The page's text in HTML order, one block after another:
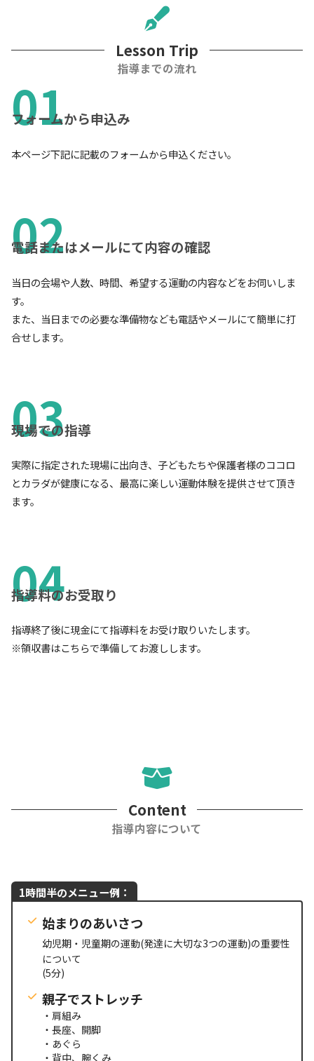
Lesson Trip
指導までの流れ
フォームから申込み
本ページ下記に記載のフォームから申込ください。
電話またはメールにて内容の確認
当日の会場や人数、時間、希望する運動の内容などをお伺いしま
す。
また、当日までの必要な準備物なども電話やメールにて簡単に打
合せします。
現場での指導
実際に指定された現場に出向き、子どもたちや保護者様のココロ
とカラダが健康になる、最高に楽しい運動体験を提供させて頂き
ます。
指導料のお受取り
指導終了後に現金にて指導料をお受け取りいたします。
※領収書はこちらで準備してお渡しします。
Content
指導内容について
1時間半のメニュー例：
始まりのあいさつ
幼児期・ 児童期の運動(発達に大切な3つの運動)の重要性
について
(5分)
親子でストレッチ
・肩組み
・長座、開脚
・あぐら
・背中、腕くみ